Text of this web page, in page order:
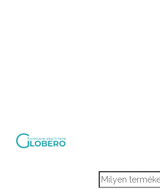
Products search